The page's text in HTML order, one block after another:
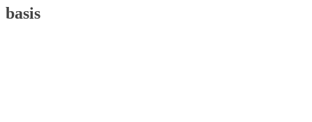
basis